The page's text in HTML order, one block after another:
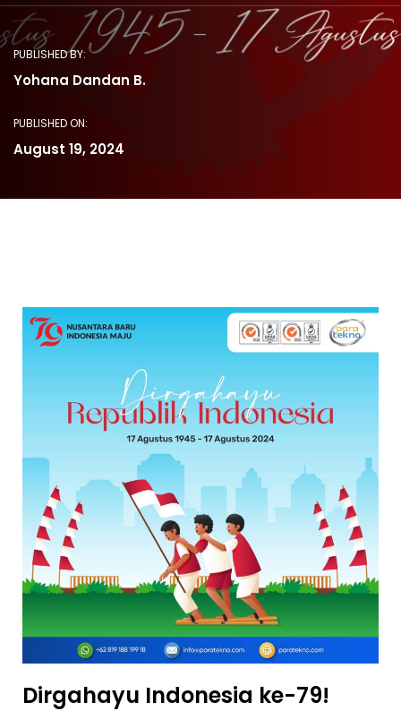
PUBLISHED BY:
Yohana Dandan B.
PUBLISHED ON:
August 19, 2024
Dirgahayu Indonesia ke-79!